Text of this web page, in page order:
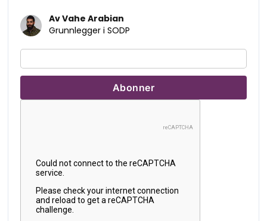
Av Vahe Arabian
Grunnlegger i SODP